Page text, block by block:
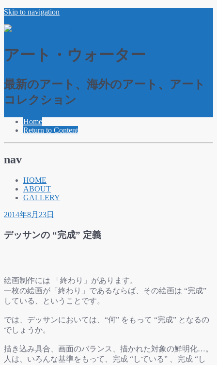
Skip to navigation
アート・ウォーター
最新のアート、海外のアート、アート
コレクション
Home
Return to Content
nav
HOME
ABOUT
GALLERY
2014年8月23日
デッサンの “完成” 定義
絵画制作には 「終わり」があります。
一枚の絵画が「終わり」であるならば、その絵画は “完成”
している、ということです。
では、デッサンにおいては、“何” をもって “完成” となるの
でしょうか。
描き込み具合、画面のバランス、描かれた対象の鮮明化…。
人は、いろんな基準をもって、完成 “している” 、完成 “し